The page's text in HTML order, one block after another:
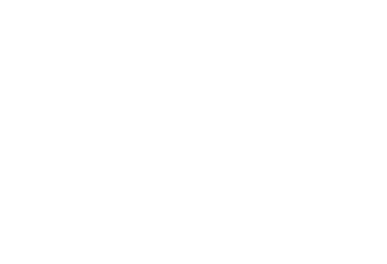
Cada desenho é uma ponte — entre a criança, os
um concurso, este é um espaço de escuta, de